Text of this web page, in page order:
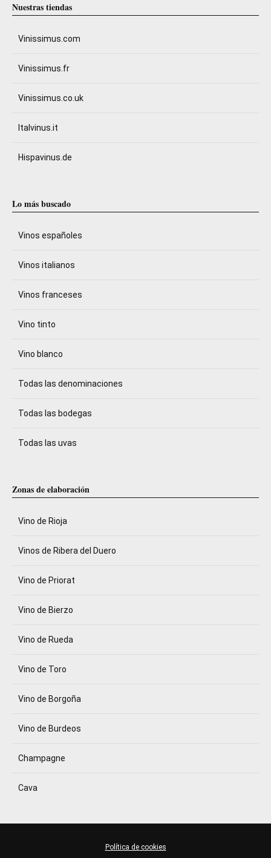
Nuestras tiendas
Vinissimus.com
Vinissimus.fr
Vinissimus.co.uk
Italvinus.it
Hispavinus.de
Lo más buscado
Vinos españoles
Vinos italianos
Vinos franceses
Vino tinto
Vino blanco
Todas las denominaciones
Todas las bodegas
Todas las uvas
Zonas de elaboración
Vino de Rioja
Vinos de Ribera del Duero
Vino de Priorat
Vino de Bierzo
Vino de Rueda
Vino de Toro
Vino de Borgoña
Vino de Burdeos
Champagne
Cava
Política de cookies